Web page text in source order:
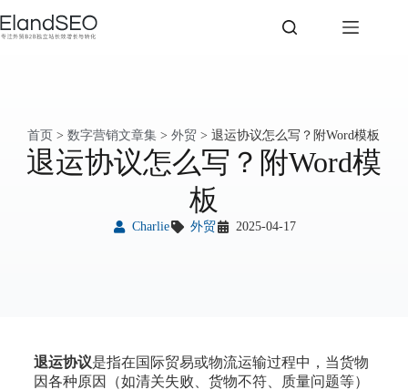
首页 >数字营销文章集 >外贸 >退运协议怎么写？附Word模板
退运协议怎么写？附Word模
板
Charlie 外贸 2025-04-17
退运协议是指在国际贸易或物流运输过程中，当货物
因各种原因（如清关失败、货物不符、质量问题等）